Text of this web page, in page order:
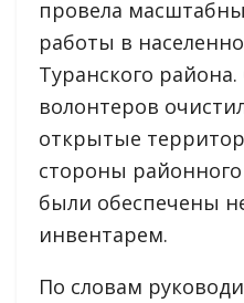
провела
работы в
Туранского
волонтеров
открытые
стороны
были обеспечены
инвентарем.
По словам